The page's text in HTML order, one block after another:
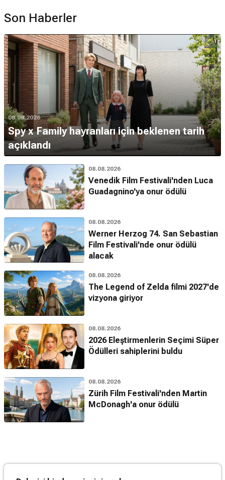
Son Haberler
08.08.2026
Spy x Family hayranları için beklenen tarih
açıklandı
08.08.2026
Venedik Film Festivali'nden Luca
Guadagnino'ya onur ödülü
08.08.2026
Werner Herzog 74. San Sebastian
Film Festivali'nde onur ödülü
alacak
08.08.2026
The Legend of Zelda filmi 2027'de
vizyona giriyor
08.08.2026
2026 Eleştirmenlerin Seçimi Süper
Ödülleri sahiplerini buldu
08.08.2026
Zürih Film Festivali'nden Martin
McDonagh'a onur ödülü